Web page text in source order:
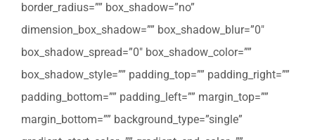
border_radius=”” box_shadow=”no”
dimension_box_shadow=”” box_shadow_blur=”0″
box_shadow_spread=”0″ box_shadow_color=””
box_shadow_style=”” padding_top=”” padding_right=””
padding_bottom=”” padding_left=”” margin_top=””
margin_bottom=”” background_type=”single”